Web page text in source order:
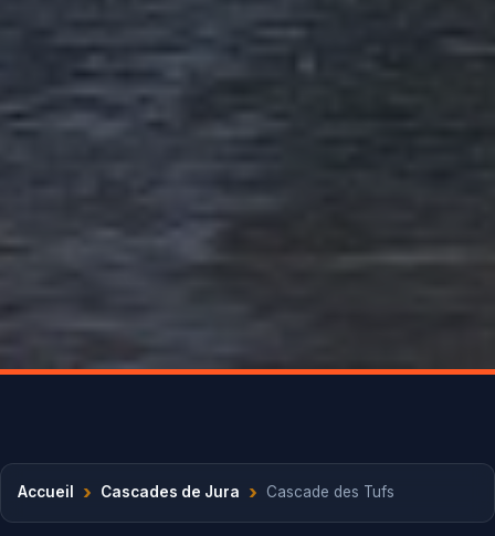
Accueil › Cascades de Jura › Cascade des Tufs